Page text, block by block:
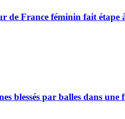
de France féminin fait étape
blessés par balles dans une